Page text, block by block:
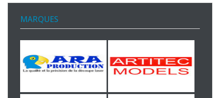
MARQUES